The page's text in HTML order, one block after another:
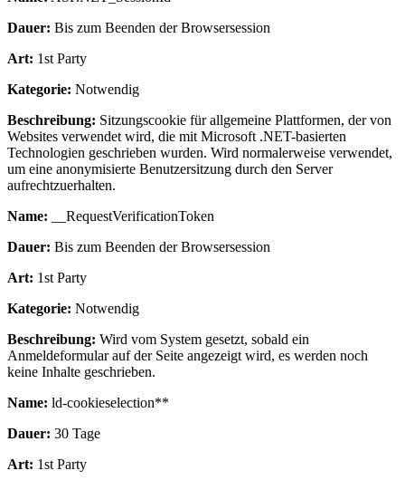
Dauer: Bis zum Beenden der Browsersession
Art: 1st Party
Kategorie: Notwendig
Beschreibung: Sitzungscookie für allgemeine Plattformen, der von
Websites verwendet wird, die mit Microsoft .NET-basierten
Technologien geschrieben wurden. Wird normalerweise verwendet,
um eine anonymisierte Benutzersitzung durch den Server
aufrechtzuerhalten.
Name: __RequestVerificationToken
Dauer: Bis zum Beenden der Browsersession
Art: 1st Party
Kategorie: Notwendig
Beschreibung: Wird vom System gesetzt, sobald ein
Anmeldeformular auf der Seite angezeigt wird, es werden noch
keine Inhalte geschrieben.
Name: ld-cookieselection**
Dauer: 30 Tage
Art: 1st Party